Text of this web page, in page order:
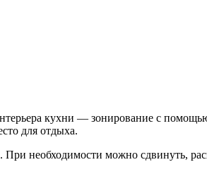
кухни — зонирование с
для отдыха.
необходимости можно сдвинуть,